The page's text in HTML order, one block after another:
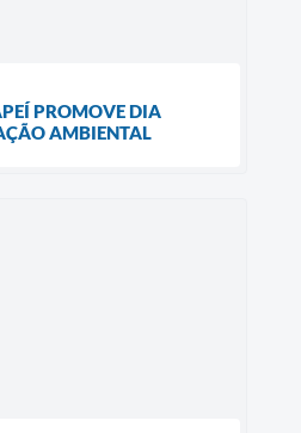
PROMOVE DIA
AMBIENTAL